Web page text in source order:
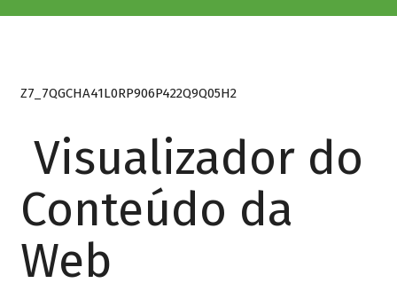
Z7_7QGCHA41L0RP906P422Q9Q05H2
Visualizador do
Conteúdo da
Web